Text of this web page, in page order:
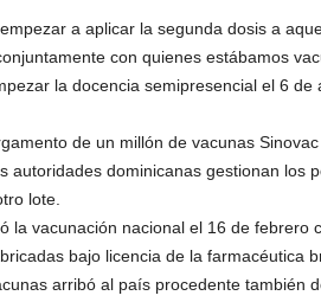
a aplicar la segunda dosis a
con quienes estábamos
la docencia semipresencial el 6 de
de un millón de vacunas
autoridades dominicanas gestionan los
lote.
la vacunación nacional el 16 de febrero
bajo licencia de la farmacéutica
arribó al país procedente también